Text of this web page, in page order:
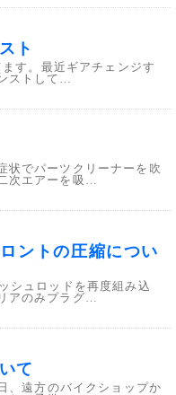
ト
す。最近ギアチェンジす
ストして…
状でパーツクリーナーを吹
次エアーを吸…
ントの圧縮につい
シュロッドを再度組み込
アのみプラグ…
て
、遠方のバイクショップか